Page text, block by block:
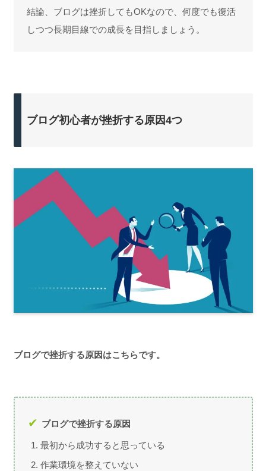
結論、ブログは挫折してもOKなので、何度でも復活
しつつ長期目線での成長を目指しましょう。
ブログ初心者が挫折する原因4つ
ブログで挫折する原因はこちらです。
ブログで挫折する原因
最初から成功すると思っている
作業環境を整えていない